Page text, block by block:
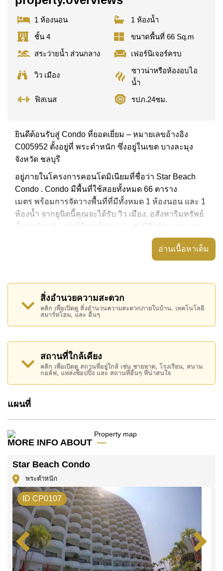
1 ห้องนอน
1 ห้องน้ำ
ชั้น 4
ขนาดพื้นที่ 66 Sq.m
สระว่ายน้ำ ส่วนกลาง
เฟอร์นิเจอร์ครบ
วิว เมือง
ซาวน่าหรือห้องอบไอ
น้ำ
ฟิสเนส
รปภ.24ชม.
ยินดีต้อนรับสู่ Condo ที่ยอดเยี่ยม – หมายเลขอ้างอิง
C005952 ตั้งอยู่ที่ พระตำหนัก ซึ่งอยู่ในเขต บางละมุง
จังหวัด ชลบุรี
อยู่ภายในโครงการคอนโดมิเนียมที่ชื่อว่า Star Beach
Condo . Condo มีพื้นที่ใช้สอยทั้งหมด 66 ตาราง
เมตร พร้อมการจัดวางพื้นที่ที่มีทั้งหมด 1 ห้องนอน และ 1
ห้องน้ำ จากยูนิตนี้คุณจะได้รับ วิว เมือง. อสังหาริมทรัพย์
นี้มาพร้อมกับ เฟอร์นิเจอร์ครบ และยังมีสิ่งอำนวยความ
สะดวก ได้แก่ มีระเบียง, เครื่องปรับอากาศครบ,
อสังหาริมทรัพย์นี้สามารถใช้ สระว่ายน้ำ ส่วนกลาง ได้
ได้แก่ รปภ.24ชม.
สถานที่สำคัญใกล้ Star Beach Condo ได้แก่: เดินทางไป
ชายหาดได้ง่าย, ไกล้เคียงรถประจำทาง , อาร์ท อิน
พาราไดซ์, พัทยาปาร์ค , เอเชีย 9 หลุม กอล์ฟ ,
รพ.กรุงเทพจอมเทียน, โรงพยาบาลเมืองพัทยา
อสังหาริมทรัพย์นี้เปิดให้เช่าระยะยาวในราคา ฿ 26,000
บาทต่อเดือน
โฆษณาเป็นราคาสำหรับสัญญาเช่า 1 ปี และต้องวางเงิน
ค้นพบโอกาสในการทำให้ที่อยู่อาศัยนี้เป็นบ้านในฝันของ
คุณ!
ติดต่อ Cornerstone Real Estate โทร +6638411250
หรือ อีเมล
WhatsApp ของสำนักงาน:+66807945904
@cornerstonepattaya
อ่านเนื้อหาเต็ม
สิ่งอำนวยความสะดวก
คลิก เพื่อเปิดดู สิ่งอำนวนความสะดวกภายในบ้าน. เทคโนโลยี
สมาร์ทโฮม, และ อื่นๆ
สถานที่ใกล้เคียง
คลิก เพื่อเปิดดู สถานที่อยู่ใกล้ เช่น ชายหาด, โรงเรียน, สนาม
กอล์ฟ, แหล่งช็อปปิ้ง และ สถานที่อื่นๆ ที่น่าสนใจ
แผนที่
MORE INFO ABOUT
Star Beach Condo
พระตำหนัก
ID CP0107